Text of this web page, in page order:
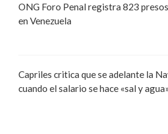
ONG Foro Penal registra 823
en Venezuela
Capriles critica que se adelante la
cuando el salario se hace «sal y